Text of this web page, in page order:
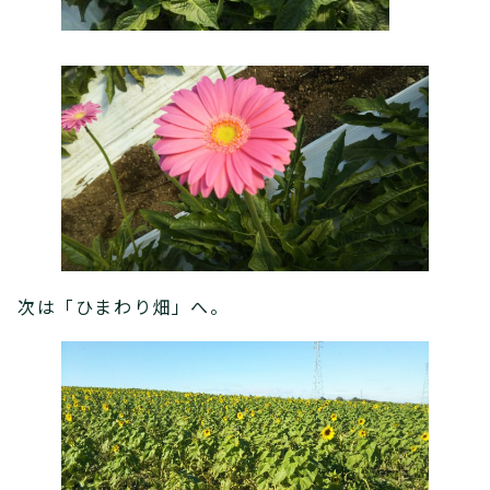
次は「ひまわり畑」へ。